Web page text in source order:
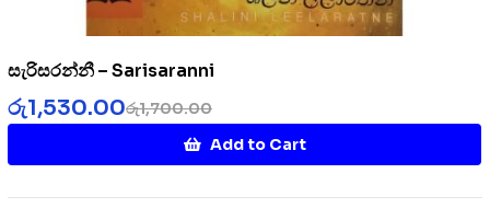
සැරිසරන්නී – Sarisaranni
රු1,700.00
රු1,530.00
Add to Cart